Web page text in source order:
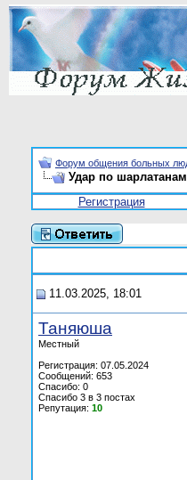
Форум общения больных
Удар по
Регистрация
11.03.2025, 18:01
Таняюша
Местный
Регистрация: 07.05.2024
Сообщений: 653
Спасибо: 0
Спасибо 3 в 3 постах
Репутация: 10